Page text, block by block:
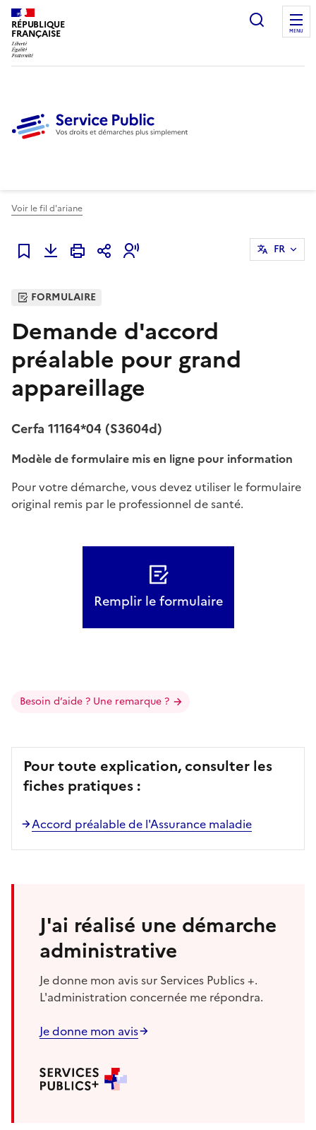
RÉPUBLIQUE
FRANÇAISE
Ouvrir
MENU
Voir le fil d'ariane
Ajouter à mes favoris
FR
FORMULAIRE
Demande d'accord
préalable pour grand
appareillage
Cerfa 11164*04 (S3604d)
Modèle de formulaire mis en ligne pour information
Pour votre démarche, vous devez utiliser le formulaire
original remis par le professionnel de santé.
Remplir le formulaire
Besoin d’aide ? Une remarque ?
Pour toute explication, consulter les
fiches pratiques :
Accord préalable de l'Assurance maladie
J'ai réalisé une démarche
administrative
Je donne mon avis sur Services Publics +.
L'administration concernée me répondra.
Je donne mon avis